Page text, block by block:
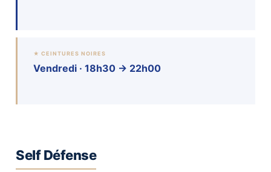
★ CEINTURES NOIRES
Vendredi · 18h30 → 22h00
Self Défense